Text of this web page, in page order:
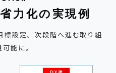
力化の実現例
標設定。次段階へ進む取り組
能に。